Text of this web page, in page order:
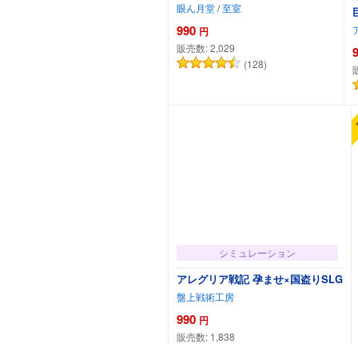
眼ん月堂/至室
990 円
販売数:2,029
(128)
シミュレーション
アレグリア戦記 孕ませ×国盗りSLG
盤上戦術工房
990 円
販売数: 1,838